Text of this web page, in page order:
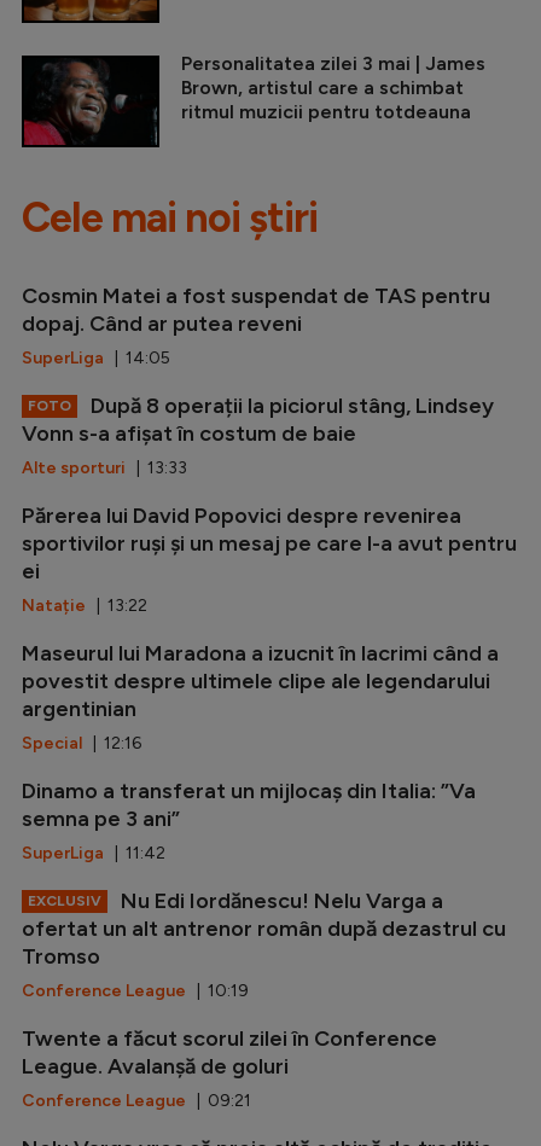
Personalitatea zilei 3 mai | James
Brown, artistul care a schimbat
ritmul muzicii pentru totdeauna
Cele mai noi știri
Cosmin Matei a fost suspendat de TAS pentru
dopaj. Când ar putea reveni
SuperLiga | 14:05
FOTO
După 8 operații la piciorul stâng, Lindsey
Vonn s-a afișat în costum de baie
Alte sporturi | 13:33
Părerea lui David Popovici despre revenirea
sportivilor ruși și un mesaj pe care l-a avut pentru
ei
Natație | 13:22
Maseurul lui Maradona a izucnit în lacrimi când a
povestit despre ultimele clipe ale legendarului
argentinian
Special | 12:16
Dinamo a transferat un mijlocaș din Italia: ”Va
semna pe 3 ani”
SuperLiga | 11:42
EXCLUSIV
Nu Edi Iordănescu! Nelu Varga a
ofertat un alt antrenor român după dezastrul cu
Tromso
Conference League | 10:19
Twente a făcut scorul zilei în Conference
League. Avalanșă de goluri
Conference League | 09:21